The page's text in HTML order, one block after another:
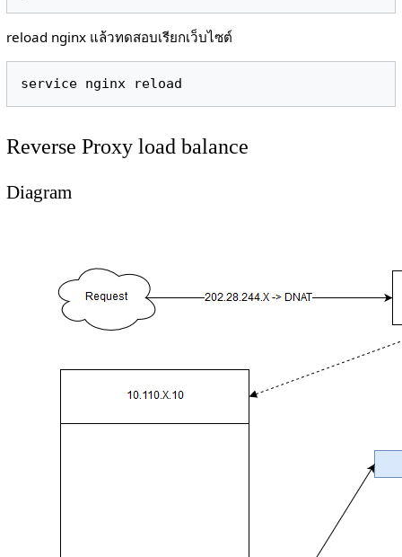
reload nginx แล้วทดสอบเรียกเว็บไซต์
Reverse Proxy load balance
Diagram